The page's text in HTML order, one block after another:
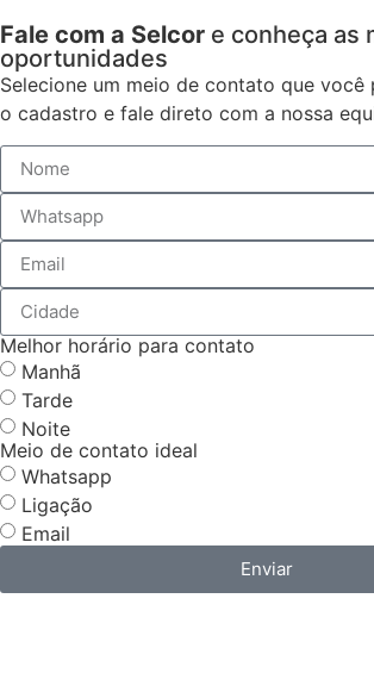
Fale com a Selcor e conheça as
oportunidades
Selecione um meio de contato que você
o cadastro e fale direto com a nossa
Melhor horário para contato
Manhã
Tarde
Noite
Meio de contato ideal
Whatsapp
Ligação
Email
Enviar